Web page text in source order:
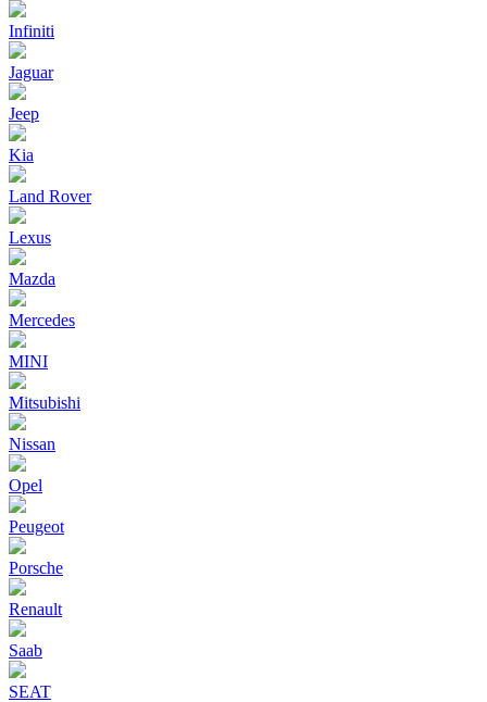
Infiniti
Jaguar
Jeep
Kia
Land Rover
Lexus
Mazda
Mercedes
MINI
Mitsubishi
Nissan
Opel
Peugeot
Porsche
Renault
Saab
SEAT